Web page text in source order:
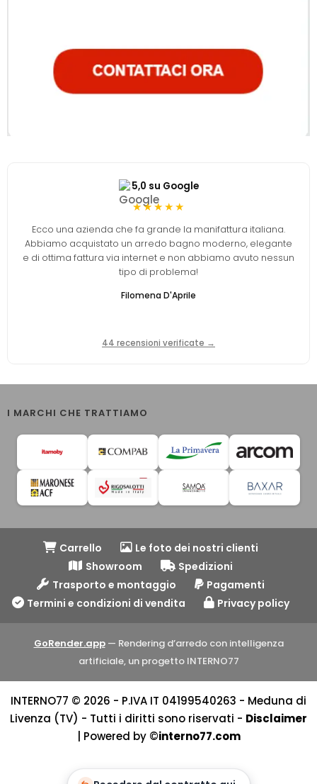
5,0 su Google
★★★★★
Ecco una azienda che fa grande la manifattura italiana.
Abbiamo acquistato un arredo bagno moderno, elegante
e di ottima fattura via internet e non abbiamo avuto nessun
tipo di problema!
Filomena D'Aprile
44 recensioni verificate →
I MARCHI CHE TRATTIAMO
Carrello
Le foto dei nostri clienti
Showroom
Spedizioni
Trasporto e montaggio
Pagamenti
Termini e condizioni di vendita
Privacy policy
GoRender.app— Rendering d’arredo con intelligenza
artificiale, un progetto INTERNO77
INTERNO77 © 2026 - P.IVA IT 04199540263 - Meduna di
Livenza (TV) - Tutti i diritti sono riservati - Disclaimer
| Powered by ©interno77.com